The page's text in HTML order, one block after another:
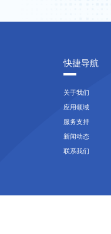
快捷导航
关于我们
应用领域
服务支持
新闻动态
联系我们